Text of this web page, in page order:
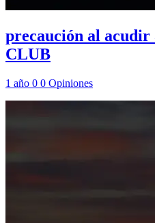
precaución al acudir
CLUB
1 año 0 0 Opiniones